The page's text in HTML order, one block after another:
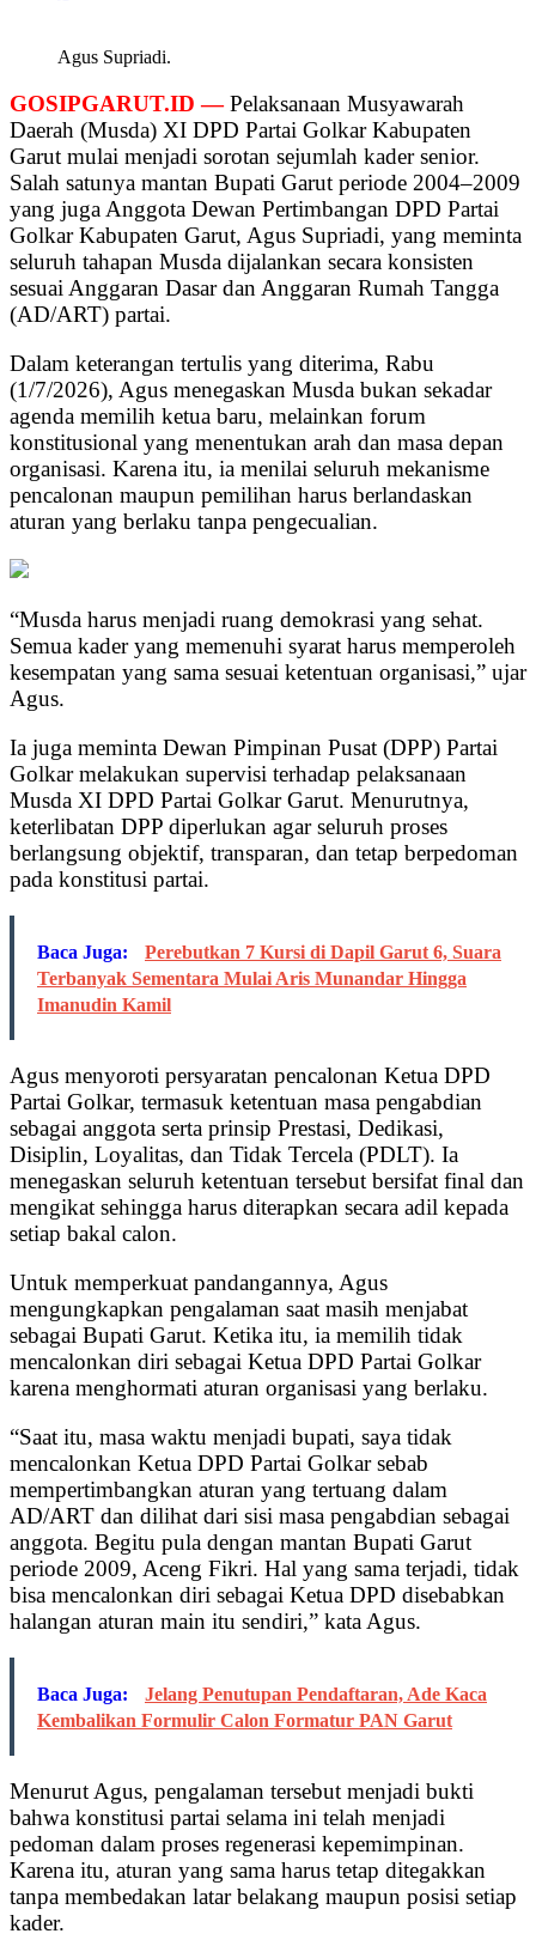
Agus Supriadi.
GOSIPGARUT.ID — Pelaksanaan Musyawarah
Daerah (Musda) XI DPD Partai Golkar Kabupaten
Garut mulai menjadi sorotan sejumlah kader senior.
Salah satunya mantan Bupati Garut periode 2004–2009
yang juga Anggota Dewan Pertimbangan DPD Partai
Golkar Kabupaten Garut, Agus Supriadi, yang meminta
seluruh tahapan Musda dijalankan secara konsisten
sesuai Anggaran Dasar dan Anggaran Rumah Tangga
(AD/ART) partai.
Dalam keterangan tertulis yang diterima, Rabu
(1/7/2026), Agus menegaskan Musda bukan sekadar
agenda memilih ketua baru, melainkan forum
konstitusional yang menentukan arah dan masa depan
organisasi. Karena itu, ia menilai seluruh mekanisme
pencalonan maupun pemilihan harus berlandaskan
aturan yang berlaku tanpa pengecualian.
“Musda harus menjadi ruang demokrasi yang sehat.
Semua kader yang memenuhi syarat harus memperoleh
kesempatan yang sama sesuai ketentuan organisasi,” ujar
Agus.
Ia juga meminta Dewan Pimpinan Pusat (DPP) Partai
Golkar melakukan supervisi terhadap pelaksanaan
Musda XI DPD Partai Golkar Garut. Menurutnya,
keterlibatan DPP diperlukan agar seluruh proses
berlangsung objektif, transparan, dan tetap berpedoman
pada konstitusi partai.
Baca Juga:
Perebutkan 7 Kursi di Dapil Garut 6, Suara
Terbanyak Sementara Mulai Aris Munandar Hingga
Imanudin Kamil
Agus menyoroti persyaratan pencalonan Ketua DPD
Partai Golkar, termasuk ketentuan masa pengabdian
sebagai anggota serta prinsip Prestasi, Dedikasi,
Disiplin, Loyalitas, dan Tidak Tercela (PDLT). Ia
menegaskan seluruh ketentuan tersebut bersifat final dan
mengikat sehingga harus diterapkan secara adil kepada
setiap bakal calon.
Untuk memperkuat pandangannya, Agus
mengungkapkan pengalaman saat masih menjabat
sebagai Bupati Garut. Ketika itu, ia memilih tidak
mencalonkan diri sebagai Ketua DPD Partai Golkar
karena menghormati aturan organisasi yang berlaku.
“Saat itu, masa waktu menjadi bupati, saya tidak
mencalonkan Ketua DPD Partai Golkar sebab
mempertimbangkan aturan yang tertuang dalam
AD/ART dan dilihat dari sisi masa pengabdian sebagai
anggota. Begitu pula dengan mantan Bupati Garut
periode 2009, Aceng Fikri. Hal yang sama terjadi, tidak
bisa mencalonkan diri sebagai Ketua DPD disebabkan
halangan aturan main itu sendiri,” kata Agus.
Baca Juga:
Jelang Penutupan Pendaftaran, Ade Kaca
Kembalikan Formulir Calon Formatur PAN Garut
Menurut Agus, pengalaman tersebut menjadi bukti
bahwa konstitusi partai selama ini telah menjadi
pedoman dalam proses regenerasi kepemimpinan.
Karena itu, aturan yang sama harus tetap ditegakkan
tanpa membedakan latar belakang maupun posisi setiap
kader.